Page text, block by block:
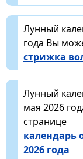
Лунный
года Вы
стрижка
Лунный
мая 2026
странице
календарь
2026 года